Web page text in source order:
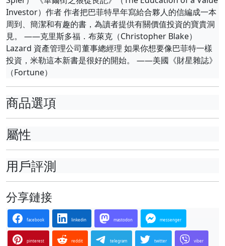
Investor）作者 作者把巴菲特早年寫給合夥人的信編成一本
周到、簡潔和有趣的書，為讀者提供有關價值投資的寶貴洞
見。 ——克里斯多福．布萊克（Christopher Blake）
Lazard 資產管理公司董事總經理 如果你想要像巴菲特一樣
投資，米勒這本新書是很好的開始。 ——美國《財星雜誌》
（Fortune）
商品選項
屬性
用戶評測
分享鏈接
facebook linkedin mastodon messenger
pinterest reddit telegram twitter viber